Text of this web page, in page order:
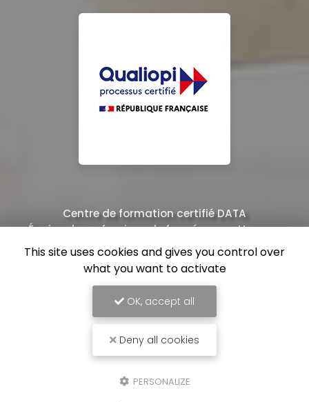
Centre de formation certifié DATA
Équipe de professionnels formés au nettoyage
This site uses cookies and gives you control over
what you want to activate
OK, accept all
Deny all cookies
PERSONALIZE